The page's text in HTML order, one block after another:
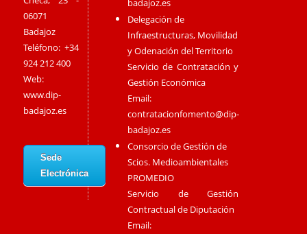
06071
Badajoz
Teléfono: +34
924 212 400
Web:
www.dip-
badajoz.es
Sede
Electrónica
badajoz.es
Delegación de
Infraestructuras, Movilidad
y Odenación del Territorio
Servicio de Contratación y
Gestión Económica
Email:
contratacionfomento@dip-
badajoz.es
Consorcio de Gestión de
Scios. Medioambientales
PROMEDIO
Servicio de Gestión
Contractual de Diputación
Email: